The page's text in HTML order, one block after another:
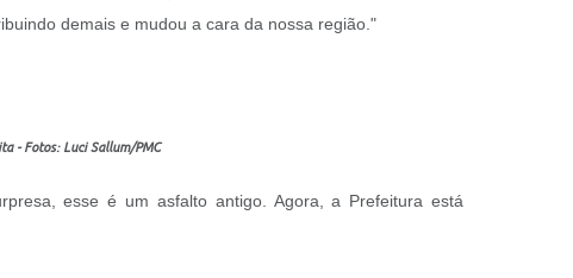
demais e mudou a cara da nossa região."
- Fotos: Luci Sallum/PMC
esse é um asfalto antigo. Agora, a Prefeitura está